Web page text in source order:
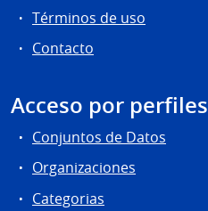
Términos de uso
Contacto
Acceso por perfiles
Conjuntos de Datos
Organizaciones
Categorias